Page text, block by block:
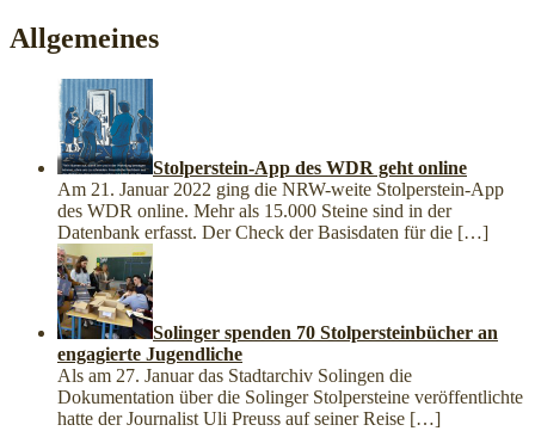
Allgemeines
Stolperstein-App des WDR geht online
Am 21. Januar 2022 ging die NRW-weite Stolperstein-App
des WDR online. Mehr als 15.000 Steine sind in der
Datenbank erfasst. Der Check der Basisdaten für die […]
Solinger spenden 70 Stolpersteinbücher an
engagierte Jugendliche
Als am 27. Januar das Stadtarchiv Solingen die
Dokumentation über die Solinger Stolpersteine veröffentlichte
hatte der Journalist Uli Preuss auf seiner Reise […]